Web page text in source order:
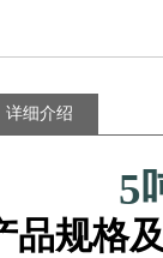
详细介绍
5
品规格